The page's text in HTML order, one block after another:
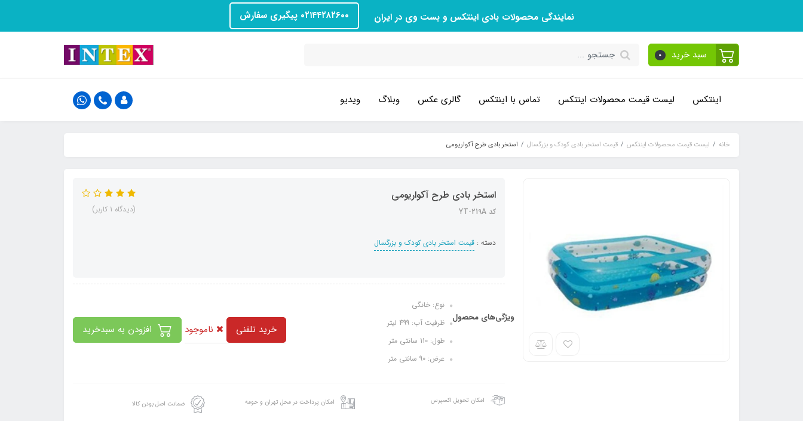
نمایندگی محصولات بادی اینتکس و بست وی در ایران ۰۲۱۴۴۲۸۲۶۰۰ پیگیری سفارش
سبد خرید 0
اینتکس لیست قیمت محصولات اینتکس تماس با اینتکس گالری عکس وبلاگ ویدیو
خانه لیست قیمت محصولات اینتکس قیمت استخر بادی کودک و بزرگسال استخر بادی طرح آکواریومی
استخر بادی طرح آکواریومی
کد YT-219A
دسته : قیمت استخر بادی کودک و بزرگسال
(دیدگاه 1 کاربر)
ویژگی‌های محصول
نوع: خانگی
ظرفیت آب: 499 لیتر
طول: 110 سانتی متر
عرض: 90 سانتی متر
خرید تلفنی ناموجود
امکان تحویل اکسپرس امکان پرداخت در محل تهران و حومه ضمانت اصل بودن کالا